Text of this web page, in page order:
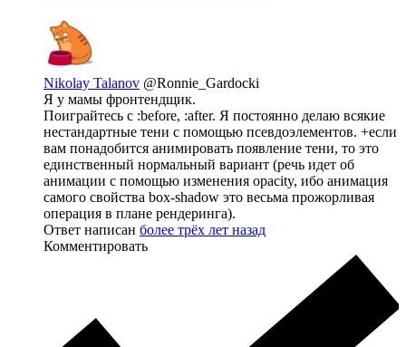
Nikolay Talanov @Ronnie_Gardocki
Я у мамы фронтендщик.
Поиграйтесь с :before, :after. Я постоянно делаю всякие
нестандартные тени с помощью псевдоэлементов. +если
вам понадобится анимировать появление тени, то это
единственный нормальный вариант (речь идет об
анимации с помощью изменения opacity, ибо анимация
самого свойства box-shadow это весьма прожорливая
операция в плане рендеринга).
Ответ написан более трёх лет назад
Комментировать